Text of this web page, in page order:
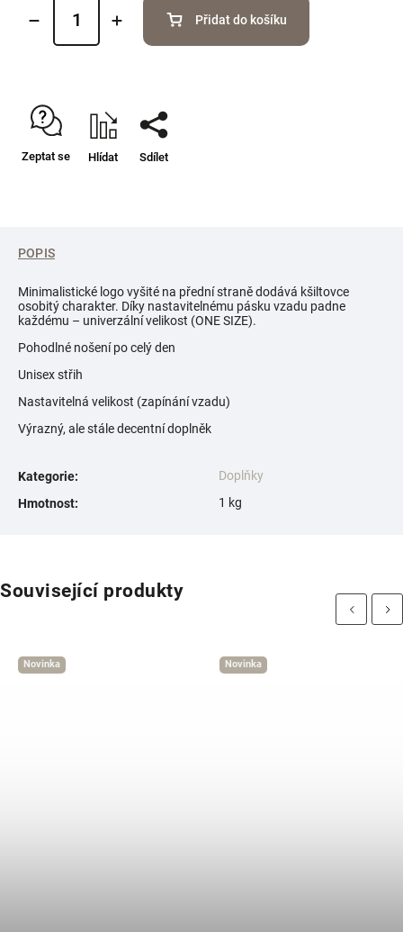
Přidat do košíku
Zeptat se Hlídat Sdílet
POPIS
Minimalistické logo vyšité na přední straně dodává kšiltovce
osobitý charakter. Díky nastavitelnému pásku vzadu padne
každému – univerzální velikost (ONE SIZE).
Pohodlné nošení po celý den
Unisex střih
Nastavitelná velikost (zapínání vzadu)
Výrazný, ale stále decentní doplněk
Kategorie:
Doplňky
Hmotnost: 1 kg
Související produkty
Previous
Novinka Novinka
Next